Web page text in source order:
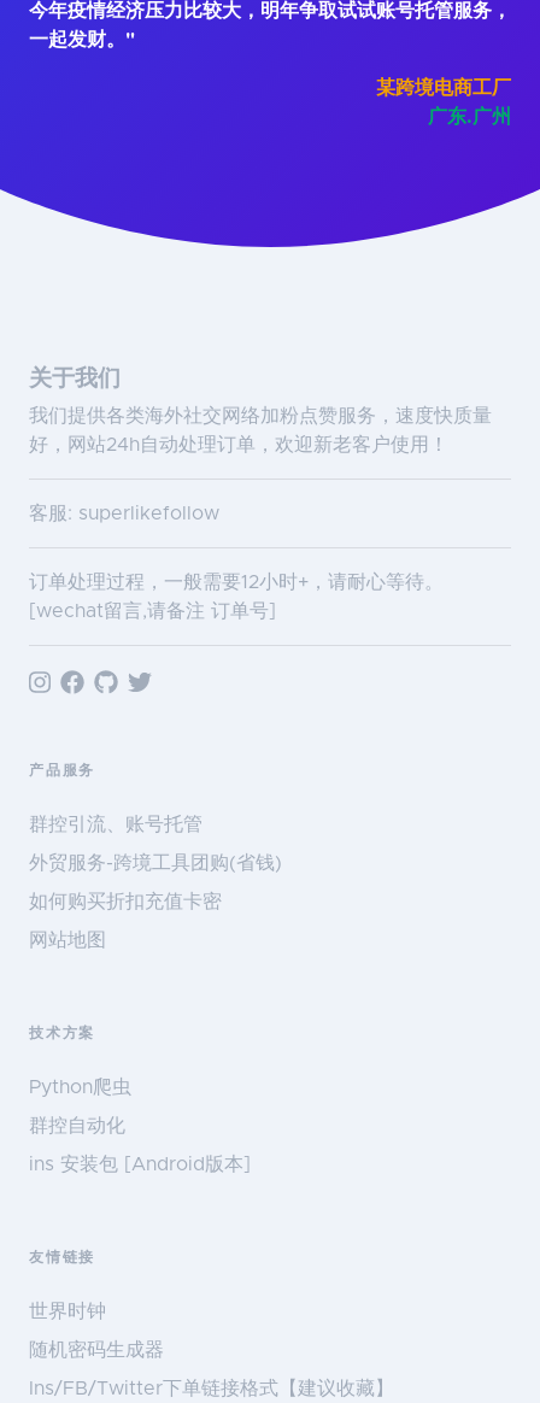
今年疫情经济压力比较大，明年争取试试账号托管服务，
一起发财。"
某跨境电商工厂
广东.广州
关于我们
我们提供各类海外社交网络加粉点赞服务，速度快质量
好，网站24h自动处理订单，欢迎新老客户使用！
客服: superlikefollow
订单处理过程，一般需要12小时+，请耐心等待。
[wechat留言,请备注 订单号]
产品服务
群控引流、账号托管
外贸服务-跨境工具团购(省钱)
如何购买折扣充值卡密
网站地图
技术方案
Python爬虫
群控自动化
ins 安装包 [Android版本]
友情链接
世界时钟
随机密码生成器
Ins/FB/Twitter下单链接格式【建议收藏】